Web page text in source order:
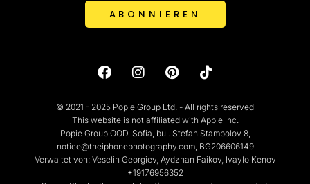
ABONNIEREN
© 2021 - 2025 Popie Group Ltd. - All rights reserved
This website is not affiliated with Apple Inc.
Popie Group OOD, Sofia, bul. Stefan Stambolov 8,
notice@theiphonephotography.com, BG206606149
Verwaltet von: Veselin Georgiev, Aydzhan Faikov, Ivaylo Kenov
+19176956352